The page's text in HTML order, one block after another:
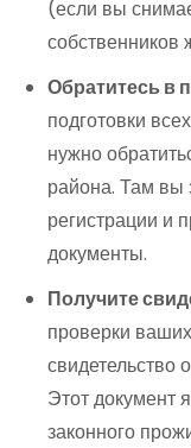
(если вы
Обратитесь в
подготовки
нужно
района. Там вы
регистрации и
документы.
Получите
проверки
свидетельство
Этот документ
законного